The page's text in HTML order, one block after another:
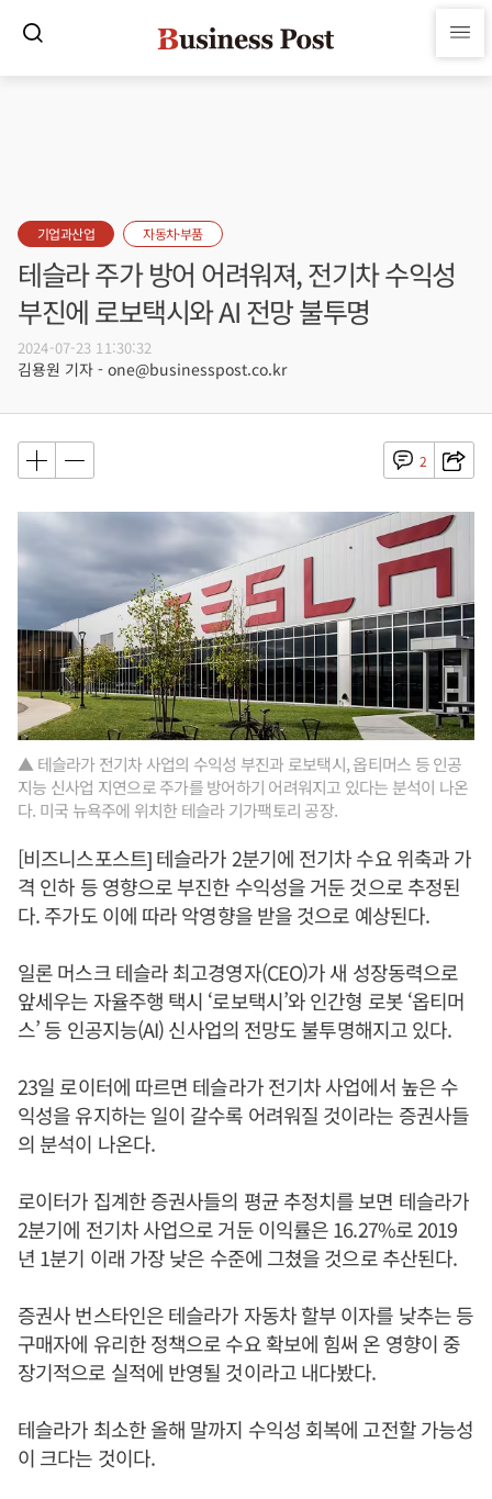
기업과산업 자동차·부품
테슬라 주가 방어 어려워져, 전기차 수익성
부진에 로보택시와 AI 전망 불투명
2024-07-23 11:30:32
김용원 기자 - one@businesspost.co.kr
2
▲ 테슬라가 전기차 사업의 수익성 부진과 로보택시, 옵티머스 등 인공
지능 신사업 지연으로 주가를 방어하기 어려워지고 있다는 분석이 나온
다. 미국 뉴욕주에 위치한 테슬라 기가팩토리 공장.
[비즈니스포스트] 테슬라가 2분기에 전기차 수요 위축과 가
격 인하 등 영향으로 부진한 수익성을 거둔 것으로 추정된
다. 주가도 이에 따라 악영향을 받을 것으로 예상된다.
일론 머스크 테슬라 최고경영자(CEO)가 새 성장동력으로
앞세우는 자율주행 택시 ‘로보택시’와 인간형 로봇 ‘옵티머
스’ 등 인공지능(AI) 신사업의 전망도 불투명해지고 있다.
23일 로이터에 따르면 테슬라가 전기차 사업에서 높은 수
익성을 유지하는 일이 갈수록 어려워질 것이라는 증권사들
의 분석이 나온다.
로이터가 집계한 증권사들의 평균 추정치를 보면 테슬라가
2분기에 전기차 사업으로 거둔 이익률은 16.27%로 2019
년 1분기 이래 가장 낮은 수준에 그쳤을 것으로 추산된다.
증권사 번스타인은 테슬라가 자동차 할부 이자를 낮추는 등
구매자에 유리한 정책으로 수요 확보에 힘써 온 영향이 중
장기적으로 실적에 반영될 것이라고 내다봤다.
테슬라가 최소한 올해 말까지 수익성 회복에 고전할 가능성
이 크다는 것이다.